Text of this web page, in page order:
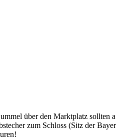
über den Marktplatz
zum Schloss (Sitz der